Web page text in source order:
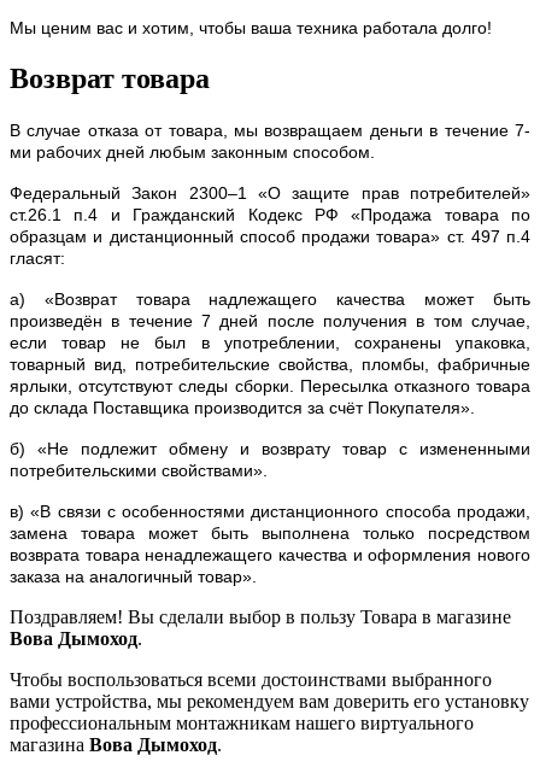
Мы ценим вас и хотим, чтобы ваша техника работала долго!
Возврат товара
В случае отказа от товара, мы возвращаем деньги в течение 7-
ми рабочих дней любым законным способом.
Федеральный Закон 2300–1 «О защите прав потребителей»
ст.26.1 п.4 и Гражданский Кодекс РФ «Продажа товара по
образцам и дистанционный способ продажи товара» ст. 497 п.4
гласят:
а) «Возврат товара надлежащего качества может быть
произведён в течение 7 дней после получения в том случае,
если товар не был в употреблении, сохранены упаковка,
товарный вид, потребительские свойства, пломбы, фабричные
ярлыки, отсутствуют следы сборки. Пересылка отказного товара
до склада Поставщика производится за счёт Покупателя».
б) «Не подлежит обмену и возврату товар с измененными
потребительскими свойствами».
в) «В связи с особенностями дистанционного способа продажи,
замена товара может быть выполнена только посредством
возврата товара ненадлежащего качества и оформления нового
заказа на аналогичный товар».
Поздравляем! Вы сделали выбор в пользу Товара в магазине
Вова Дымоход.
Чтобы воспользоваться всеми достоинствами выбранного
вами устройства, мы рекомендуем вам доверить его установку
профессиональным монтажникам нашего виртуального
магазина Вова Дымоход.